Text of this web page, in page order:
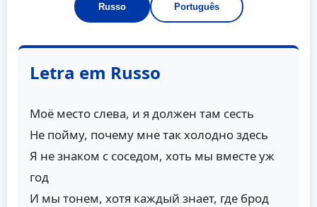
Russo Português
Letra em Russo
Моё место слева, и я должен там сесть
Не пойму, почему мне так холодно здесь
Я не знаком с соседом, хоть мы вместе уж
год
И мы тонем, хотя каждый знает, где брод